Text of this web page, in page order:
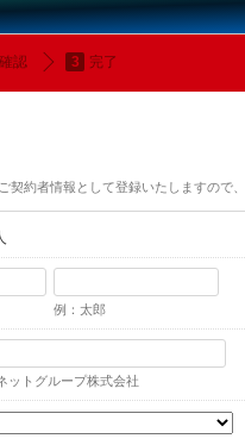
認 完了
約者情報として登録いたしますので
例：太郎
ットグループ株式会社